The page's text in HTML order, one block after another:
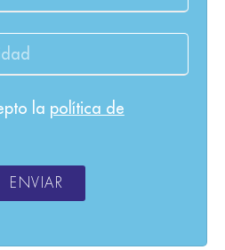
la política de
ENVIAR